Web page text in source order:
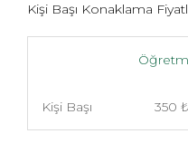
Kişi Başı Konaklama
Kişi Başı 350 ₺